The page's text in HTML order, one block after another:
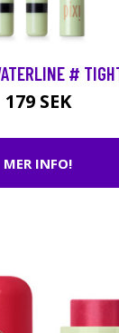
#
179 SEK
MER INFO!